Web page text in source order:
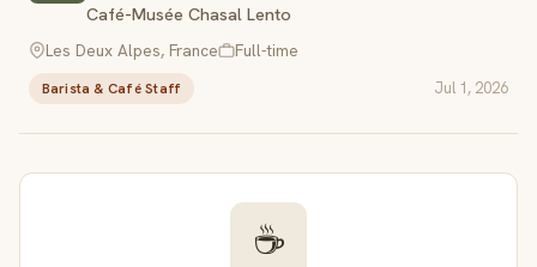
Café-Musée Chasal Lento
Les Deux Alpes, France
Full-time
Barista & Café Staff Jul 1, 2026
☕